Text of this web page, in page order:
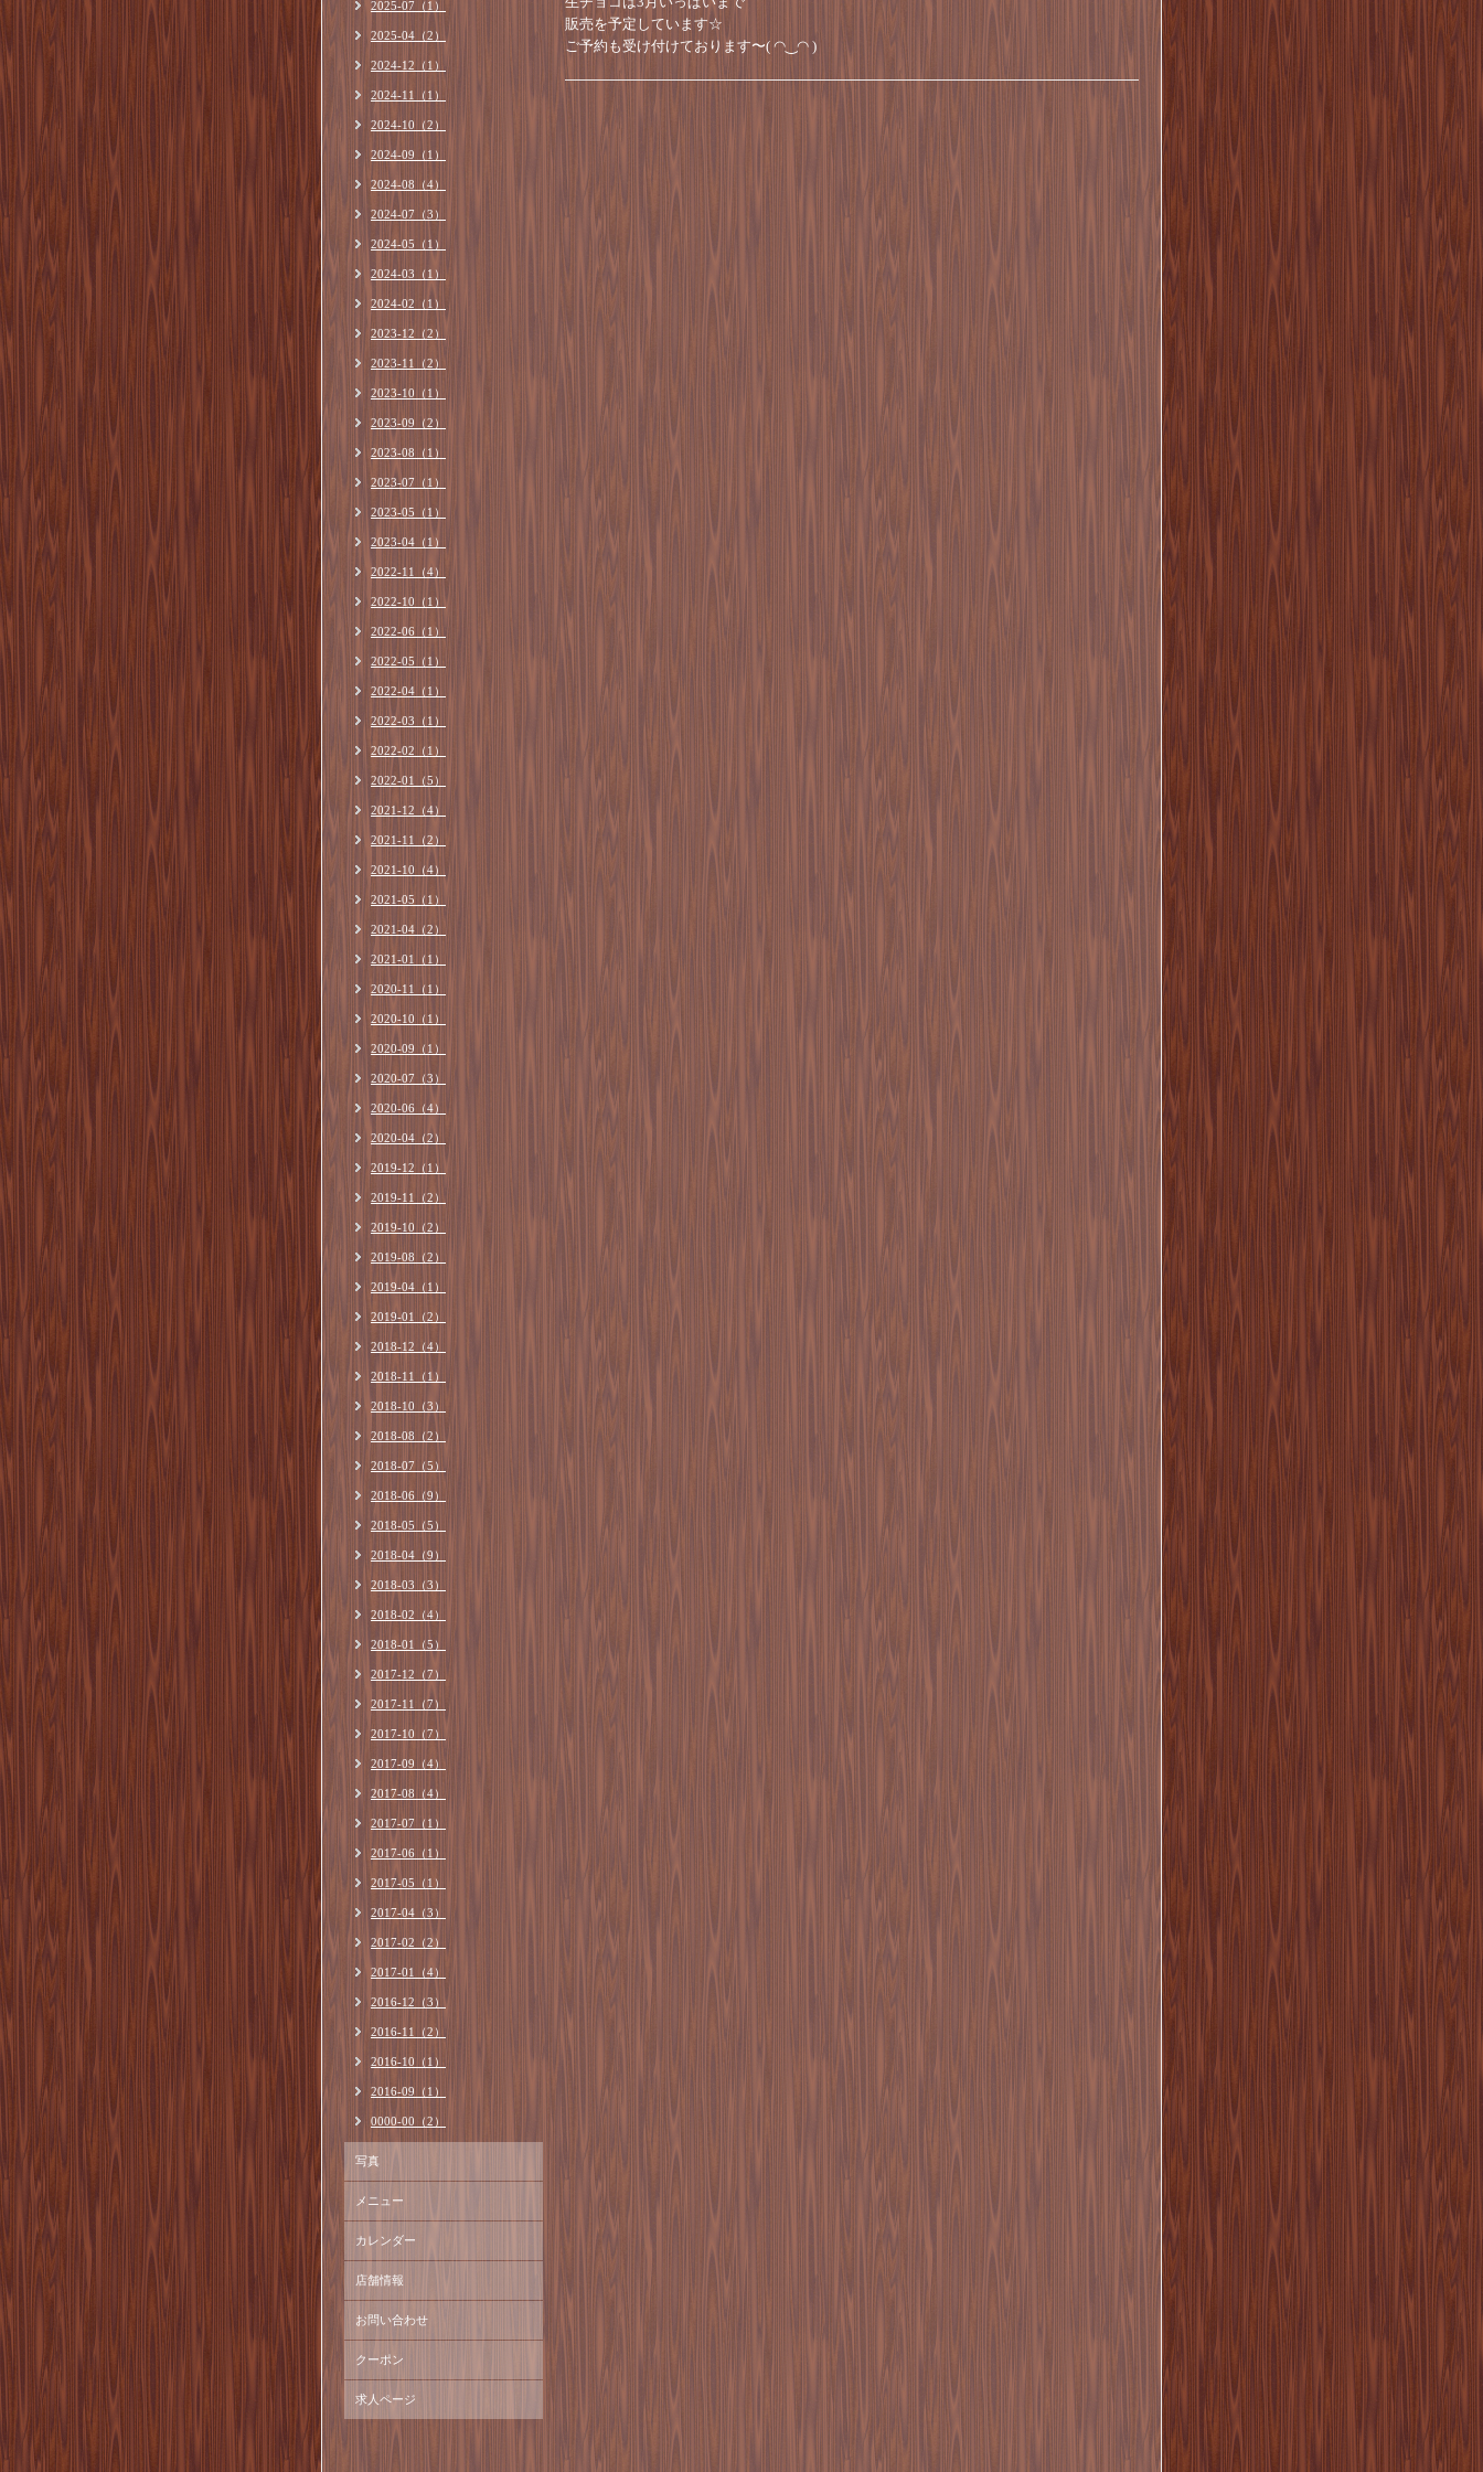
販売を予定しています☆
ご予約も受け付けております〜( ◠‿◠ )
2025-07（1）
2025-04（2）
2024-12（1）
2024-11（1）
2024-10（2）
2024-09（1）
2024-08（4）
2024-07（3）
2024-05（1）
2024-03（1）
2024-02（1）
2023-12（2）
2023-11（2）
2023-10（1）
2023-09（2）
2023-08（1）
2023-07（1）
2023-05（1）
2023-04（1）
2022-11（4）
2022-10（1）
2022-06（1）
2022-05（1）
2022-04（1）
2022-03（1）
2022-02（1）
2022-01（5）
2021-12（4）
2021-11（2）
2021-10（4）
2021-05（1）
2021-04（2）
2021-01（1）
2020-11（1）
2020-10（1）
2020-09（1）
2020-07（3）
2020-06（4）
2020-04（2）
2019-12（1）
2019-11（2）
2019-10（2）
2019-08（2）
2019-04（1）
2019-01（2）
2018-12（4）
2018-11（1）
2018-10（3）
2018-08（2）
2018-07（5）
2018-06（9）
2018-05（5）
2018-04（9）
2018-03（3）
2018-02（4）
2018-01（5）
2017-12（7）
2017-11（7）
2017-10（7）
2017-09（4）
2017-08（4）
2017-07（1）
2017-06（1）
2017-05（1）
2017-04（3）
2017-02（2）
2017-01（4）
2016-12（3）
2016-11（2）
2016-10（1）
2016-09（1）
0000-00（2）
写真
メニュー
カレンダー
店舗情報
お問い合わせ
クーポン
求人ページ